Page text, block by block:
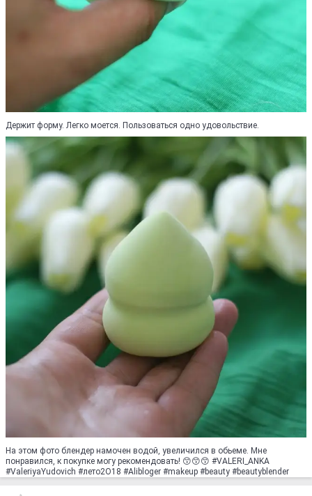
Держит форму. Легко моется. Пользоваться одно удовольствие.
На этом фото блендер намочен водой, увеличился в обьеме. Мне
понравился, к покупке могу рекомендовать! 😙😙😙 #VALERI_ANKA
#ValeriyaYudovich #лето2O18 #Аlibloger #makeup #beauty #beautyblender